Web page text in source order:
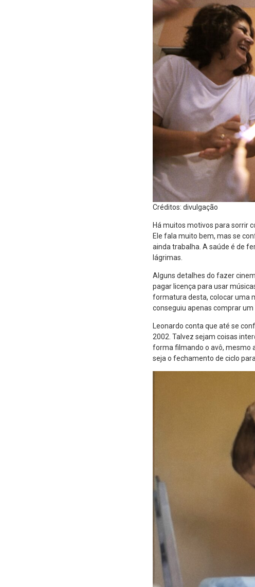
Créditos: divulgação
Há muitos motivos para sorrir
Ele fala muito bem, mas se
ainda trabalha. A saúde é de
lágrimas.
Alguns detalhes do fazer
pagar licença para usar
formatura desta, colocar uma
conseguiu apenas comprar um
Leonardo conta que até se
2002. Talvez sejam coisas
forma filmando o avô, mesmo
seja o fechamento de ciclo